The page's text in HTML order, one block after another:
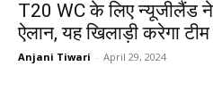
T20 WC के लिए न्यूजीलैंड ने
ऐलान, यह खिलाड़ी करेगा टीम
Anjani Tiwari - April 29, 2024